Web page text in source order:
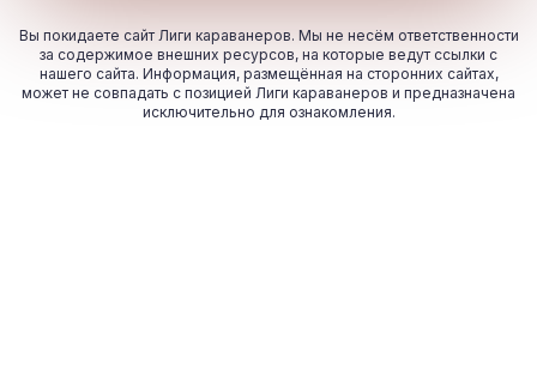
Вы покидаете сайт Лиги караванеров. Мы не несём ответственности
за содержимое внешних ресурсов, на которые ведут ссылки с
нашего сайта. Информация, размещённая на сторонних сайтах,
может не совпадать с позицией Лиги караванеров и предназначена
исключительно для ознакомления.